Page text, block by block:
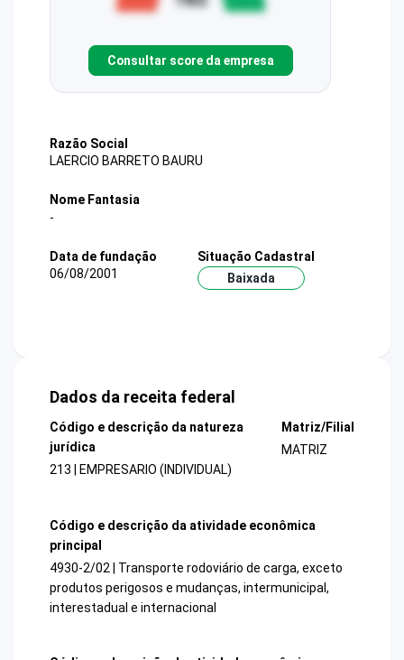
Consultar score da empresa
Razão Social
LAERCIO BARRETO BAURU
Nome Fantasia
-
Data de fundação
06/08/2001
Situação Cadastral
Baixada
Dados da receita federal
Código e descrição da natureza
jurídica
213 | EMPRESARIO (INDIVIDUAL)
Matriz/Filial
MATRIZ
Código e descrição da atividade econômica
principal
4930-2/02 | Transporte rodoviário de carga, exceto
produtos perigosos e mudanças, intermunicipal,
interestadual e internacional